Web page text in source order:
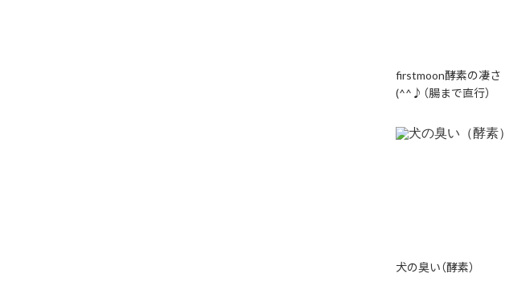
firstmoon酵素の凄さ
(^^♪（腸まで直行）
犬の臭い（酵素）